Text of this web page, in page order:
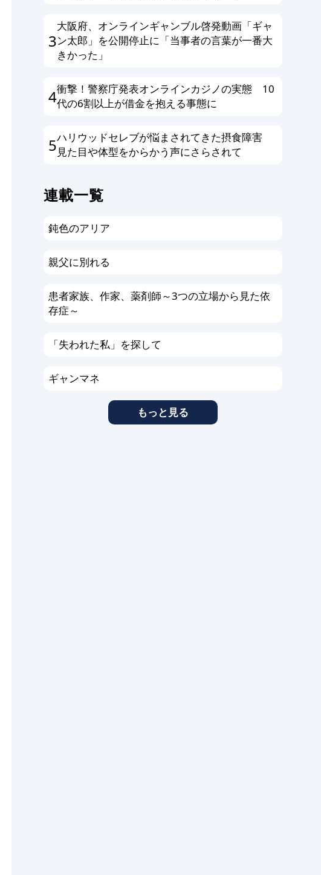
3
大阪府、オンラインギャンブル啓発動画「ギャ
ン太郎」を公開停止に「当事者の言葉が一番大
きかった」
4衝撃！警察庁発表オンラインカジノの実態 10
代の6割以上が借金を抱える事態に
5ハリウッドセレブが悩まされてきた摂食障害
見た目や体型をからかう声にさらされて
連載一覧
鈍色のアリア
親父に別れる
患者家族、作家、薬剤師～3つの立場から見た依
存症～
「失われた私」を探して
ギャンマネ
もっと見る